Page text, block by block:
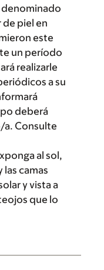
de piel en
este
un período
realizarle
a su
deberá
a. Consulte
al sol,
las camas
y vista a
que lo